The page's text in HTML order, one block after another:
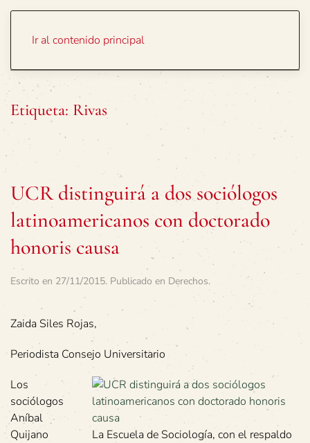
Ir al contenido principal
Etiqueta: Rivas
UCR distinguirá a dos sociólogos
latinoamericanos con doctorado
honoris causa
Escrito en 27/11/2015. Publicado en Derechos.
Zaida Siles Rojas,
Periodista Consejo Universitario
La Escuela de Sociología, con el respaldo
Los
sociólogos
Aníbal
Quijano